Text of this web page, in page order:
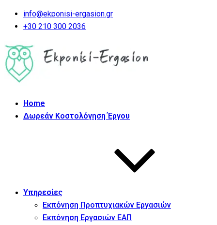
info@ekponisi-ergasion.gr
+30 210 300 2036
Home
Δωρεάν Κοστολόγηση Έργου
Υπηρεσίες
Εκπόνηση Προπτυχιακών Εργασιών
Εκπόνηση Εργασιών ΕΑΠ